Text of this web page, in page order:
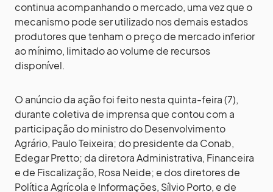
continua acompanhando o mercado, uma vez que o
mecanismo pode ser utilizado nos demais estados
produtores que tenham o preço de mercado inferior
ao mínimo, limitado ao volume de recursos
disponível.
O anúncio da ação foi feito nesta quinta-feira (7),
durante coletiva de imprensa que contou com a
participação do ministro do Desenvolvimento
Agrário, Paulo Teixeira; do presidente da Conab,
Edegar Pretto; da diretora Administrativa, Financeira
e de Fiscalização, Rosa Neide; e dos diretores de
Política Agrícola e Informações, Sílvio Porto, e de